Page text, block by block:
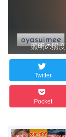
照明の照
Twitter
Pocket